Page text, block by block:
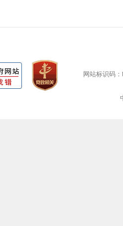
网站标识码